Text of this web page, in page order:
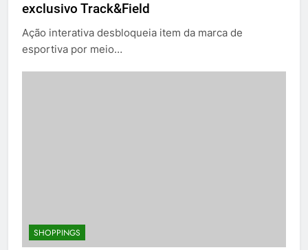
exclusivo Track&Field
Ação interativa desbloqueia item da marca de
esportiva por meio…
SHOPPINGS